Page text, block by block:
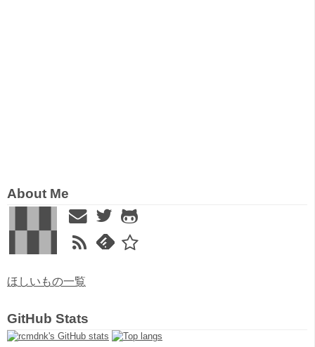
About Me
ほしいもの一覧
GitHub Stats